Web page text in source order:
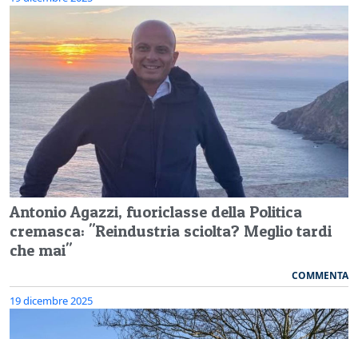
Antonio Agazzi, fuoriclasse della Politica
cremasca: "Reindustria sciolta? Meglio tardi
che mai"
COMMENTA
19 dicembre 2025